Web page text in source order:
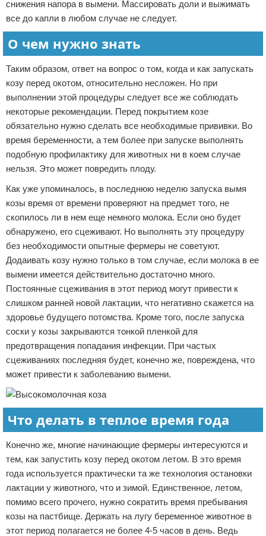
снижения напора в вымени. Массировать доли и выжимать
все до капли в любом случае не следует.
О чем нужно знать
Таким образом, ответ на вопрос о том, когда и как запускать
козу перед окотом, относительно несложен. Но при
выполнении этой процедуры следует все же соблюдать
некоторые рекомендации. Перед покрытием козе
обязательно нужно сделать все необходимые прививки. Во
время беременности, а тем более при запуске выполнять
подобную профилактику для животных ни в коем случае
нельзя. Это может повредить плоду.
Как уже упоминалось, в последнюю неделю запуска вымя
козы время от времени проверяют на предмет того, не
скопилось ли в нем еще немного молока. Если оно будет
обнаружено, его сцеживают. Но выполнять эту процедуру
без необходимости опытные фермеры не советуют.
Додаивать козу нужно только в том случае, если молока в ее
вымени имеется действительно достаточно много.
Постоянные сцеживания в этот период могут привести к
слишком ранней новой лактации, что негативно скажется на
здоровье будущего потомства. Кроме того, после запуска
соски у козы закрываются тонкой пленкой для
предотвращения попадания инфекции. При частых
сцеживаниях последняя будет, конечно же, повреждена, что
может привести к заболеванию вымени.
Что делать в теплое время года
Конечно же, многие начинающие фермеры интересуются и
тем, как запустить козу перед окотом летом. В это время
года используется практически та же технология остановки
лактации у животного, что и зимой. Единственное, летом,
помимо всего прочего, нужно сократить время пребывания
козы на пастбище. Держать на лугу беременное животное в
этот период полагается не более 4-5 часов в день. Ведь